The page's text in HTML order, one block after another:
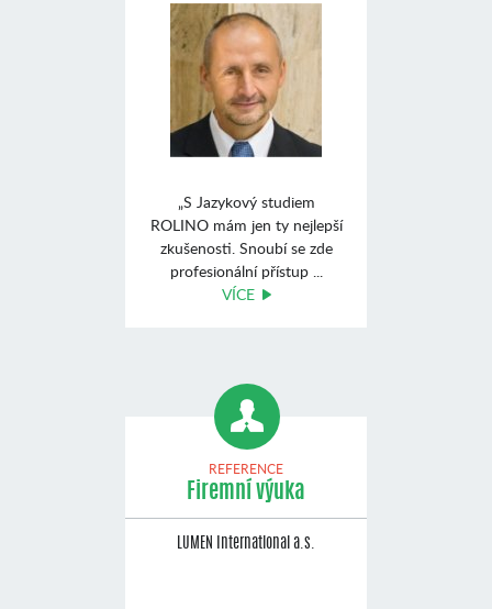
„S Jazykový studiem
ROLINO mám jen ty nejlepší
zkušenosti. Snoubí se zde
profesionální přístup ...
VÍCE
REFERENCE
Firemní výuka
LUMEN International a.s.